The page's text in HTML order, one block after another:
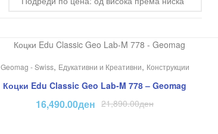
Geomag - Swiss, Едукативни и Креативни, Конструкции
Коцки Edu Classic Geo Lab-M 778 – Geomag
21,890.00ден
16,490.00ден